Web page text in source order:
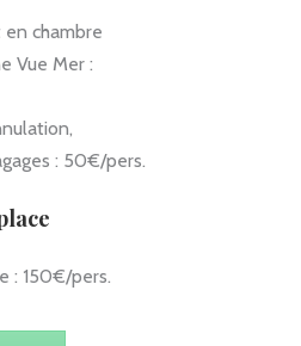
en chambre
Vue Mer :
: 50€/pers.
: 150€/pers.